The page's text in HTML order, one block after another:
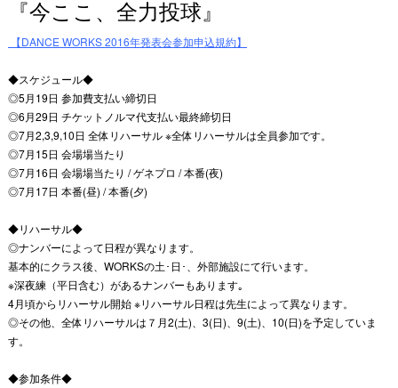
『今ここ、全力投球』
【DANCE WORKS 2016年発表会参加申込規約】
◆スケジュール◆
◎5月19日 参加費支払い締切日
◎6月29日 チケットノルマ代支払い最終締切日
◎7月2,3,9,10日 全体リハーサル ※全体リハーサルは全員参加です。
◎7月15日 会場場当たり
◎7月16日 会場場当たり / ゲネプロ / 本番(夜)
◎7月17日 本番(昼) / 本番(夕)
◆リハーサル◆
◎ナンバーによって日程が異なります。
基本的にクラス後、WORKSの土･日･、外部施設にて行います。
※深夜練（平日含む）があるナンバーもあります｡
4月頃からリハーサル開始 ※リハーサル日程は先生によって異なります。
◎その他、全体リハーサルは７月2(土)、3(日)、9(土)、10(日)を予定していま
す。
◆参加条件◆